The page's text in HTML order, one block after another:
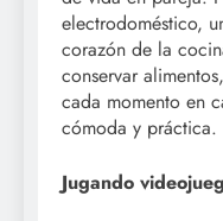
electrodoméstico,
corazón de la
conservar
cada momento en
cómoda y práctica.
Jugando